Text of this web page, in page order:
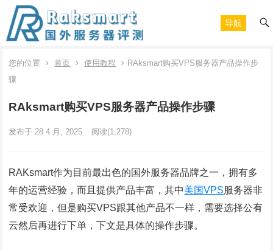
导航
您的位置 首页 使用教程
RAksmart购买VPS服务器产品操作步
骤
RAksmart购买VPS服务器产品操作步骤
发布于 28 4 月, 2025 阅读(1,278)
RAKsmart作为目前最出色的国外服务器品牌之一，拥有多
年的运营经验，而且提供产品丰富，其中美国VPS服务器非
常受欢迎，但是购买VPS跟其他产品不一样，需要选择公有
云然后再进行下单，下文是具体的操作步骤。